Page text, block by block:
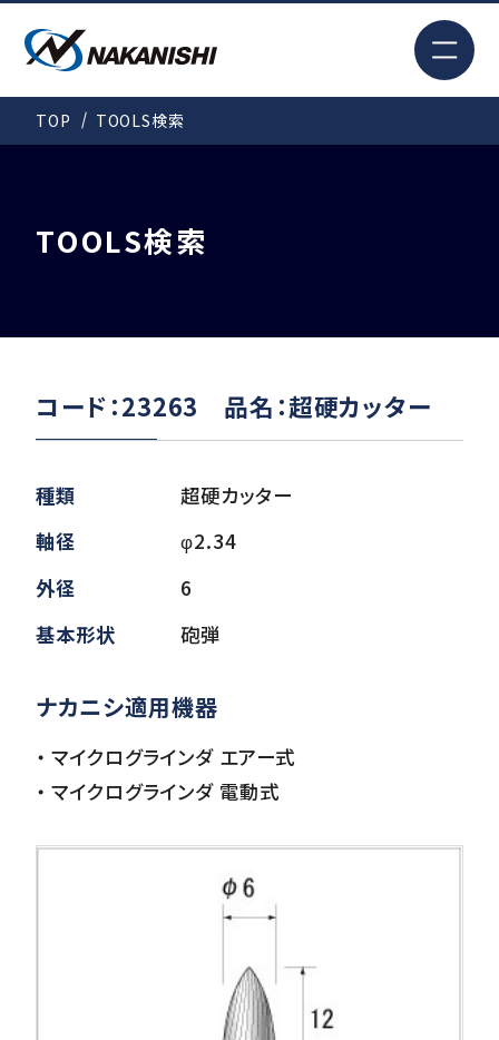
製品情報
事例紹介
ダウンロード
会社情報
TOP TOOLS検索
TOOLS検索
コード：23263 品名：超硬カッター
種類
超硬カッター
軸径
φ2.34
外径
6
基本形状
砲弾
ナカニシ適用機器
・ マイクログラインダ エアー式
・ マイクログラインダ 電動式